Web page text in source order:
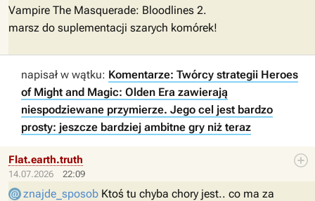
Vampire The Masquerade: Bloodlines 2.
marsz do suplementacji szarych komórek!
napisał w wątku: Komentarze: Twórcy strategii Heroes
of Might and Magic: Olden Era zawierają
niespodziewane przymierze. Jego cel jest bardzo
prosty: jeszcze bardziej ambitne gry niż teraz
14.07.2026 22:09
Flat.earth.truth
znajde_sposob Ktoś tu chyba chory jest.. co ma za